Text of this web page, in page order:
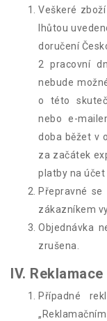
Veškeré
lhůtou
doručení
2 pracovní
nebude
o této
nebo e-
doba běžet v
za začátek
platby na účet
Přepravné
zákazníkem
Objednávka
zrušena.
IV. Reklamace
Případné